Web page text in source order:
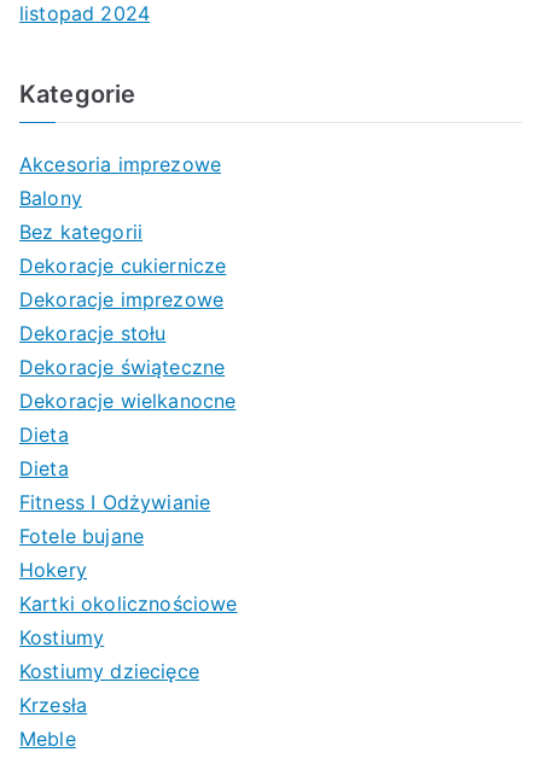
listopad 2024
Kategorie
Akcesoria imprezowe
Balony
Bez kategorii
Dekoracje cukiernicze
Dekoracje imprezowe
Dekoracje stołu
Dekoracje świąteczne
Dekoracje wielkanocne
Dieta
Dieta
Fitness I Odżywianie
Fotele bujane
Hokery
Kartki okolicznościowe
Kostiumy
Kostiumy dziecięce
Krzesła
Meble